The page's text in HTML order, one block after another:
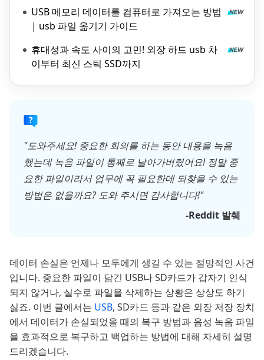
USB 메모리 데이터를 컴퓨터로 가져오는 방법
| usb 파일 옮기기 가이드
휴대성과 속도 사이의 고민! 외장 하드 usb 차
이부터 최신 스틱 SSD까지
"도와주세요! 중요한 회의를 하는 동안 내용을 녹음
했는데 녹음 파일이 통째로 날아가버렸어요! 정말 중
요한 파일이라서 업무에 꼭 필요한데 되찾을 수 있는
방법은 없을까요? 도와 주시면 감사합니다!"
-Reddit 발췌
데이터 손실은 언제나 모두에게 생길 수 있는 절망적인 사건
입니다. 중요한 파일이 담긴 USB나 SD카드가 갑자기 인식
되지 않거나, 실수로 파일을 삭제하는 상황은 상상도 하기
싫죠. 이번 글에서는 USB, SD카드 등과 같은 외장 저장 장치
에서 데이터가 손실되었을 때의 복구 방법과 음성 녹음 파일
을 효과적으로 복구하고 백업하는 방법에 대해 자세히 설명
드리겠습니다.